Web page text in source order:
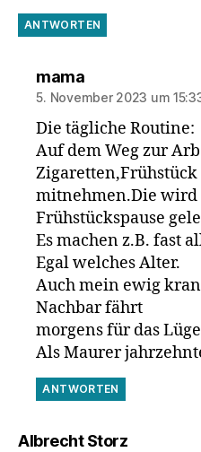
ANTWORTEN
mamasagt:
5. November 2023 um
Die tägliche Routine:
Auf dem Weg zur
mitnehmen.Die
Frühstückspause
Es machen z.B. fast
Egal welches Alter.
Auch mein ewig
Nachbar fährt
morgens für das
Als Maurer
ANTWORTEN
Albrecht Storzsagt: